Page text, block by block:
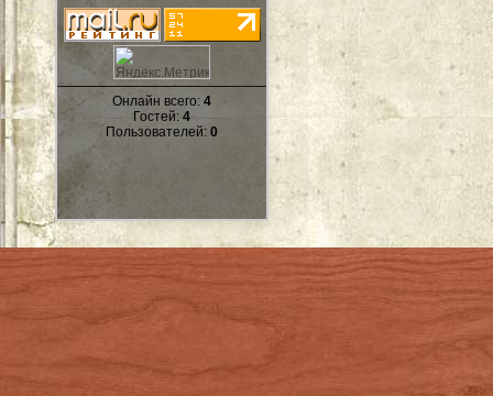
Онлайн всего: 4
Гостей: 4
Пользователей: 0